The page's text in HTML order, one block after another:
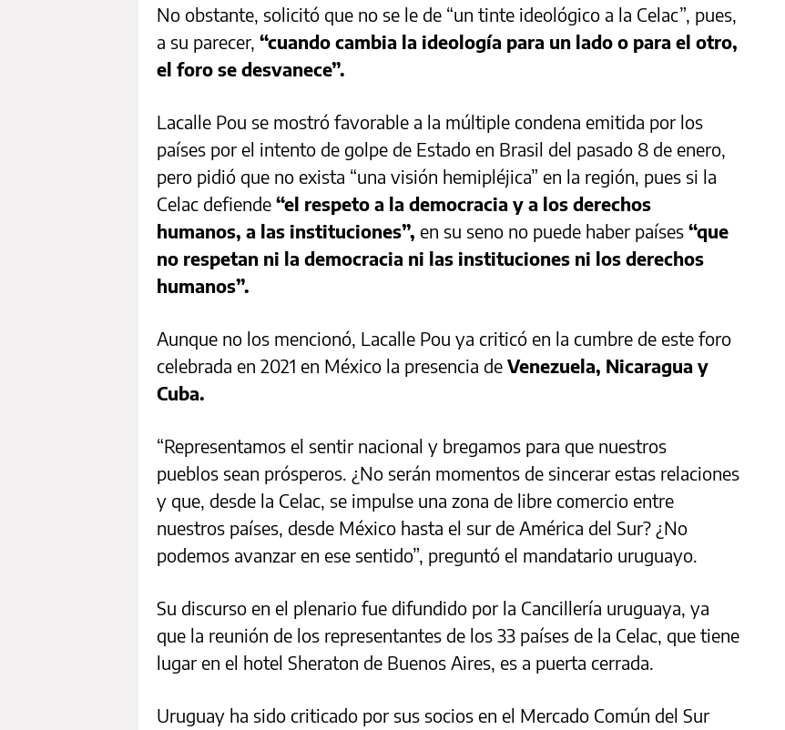
No obstante, solicitó que no se le de “un tinte ideológico a la Celac”, pues,
a su parecer, “cuando cambia la ideología para un lado o para el otro,
el foro se desvanece”.
Lacalle Pou se mostró favorable a la múltiple condena emitida por los
países por el intento de golpe de Estado en Brasil del pasado 8 de enero,
pero pidió que no exista “una visión hemipléjica” en la región, pues si la
Celac defiende “el respeto a la democracia y a los derechos
humanos, a las instituciones”, en su seno no puede haber países “que
no respetan ni la democracia ni las instituciones ni los derechos
humanos”.
Aunque no los mencionó, Lacalle Pou ya criticó en la cumbre de este foro
celebrada en 2021 en México la presencia de Venezuela, Nicaragua y
Cuba.
“Representamos el sentir nacional y bregamos para que nuestros
pueblos sean prósperos. ¿No serán momentos de sincerar estas relaciones
y que, desde la Celac, se impulse una zona de libre comercio entre
nuestros países, desde México hasta el sur de América del Sur? ¿No
podemos avanzar en ese sentido”, preguntó el mandatario uruguayo.
Su discurso en el plenario fue difundido por la Cancillería uruguaya, ya
que la reunión de los representantes de los 33 países de la Celac, que tiene
lugar en el hotel Sheraton de Buenos Aires, es a puerta cerrada.
Uruguay ha sido criticado por sus socios en el Mercado Común del Sur